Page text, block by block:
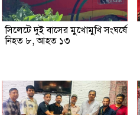
সিলেটে দুই বাসের মুখোমুখি সংঘর্ষে
নিহত ৮, আহত ১৩